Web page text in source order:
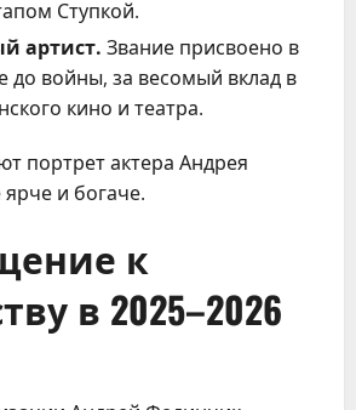
Ступкой.
артист. Звание присвоено в
до войны, за весомый вклад в
кино и театра.
портрет актера Андрея
и богаче.
к
в 2025–2026